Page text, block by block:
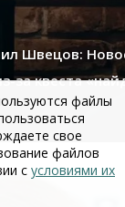
Швецов:
за квеста
файлы
свое
файлов
с условиями их